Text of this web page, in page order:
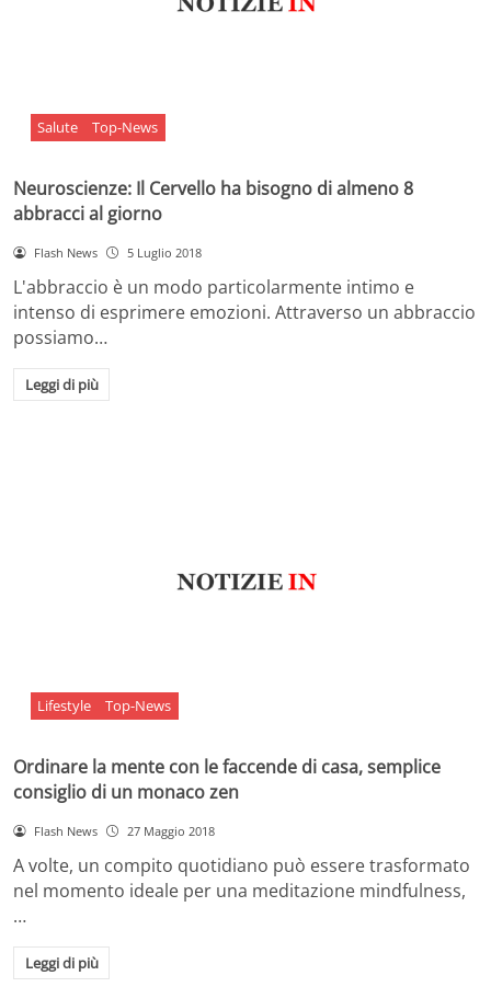
Salute Top-News
Neuroscienze: Il Cervello ha bisogno di almeno 8
abbracci al giorno
Flash News 5 Luglio 2018
L'abbraccio è un modo particolarmente intimo e
intenso di esprimere emozioni. Attraverso un abbraccio
possiamo…
Leggi di più
Lifestyle Top-News
Ordinare la mente con le faccende di casa, semplice
consiglio di un monaco zen
Flash News 27 Maggio 2018
A volte, un compito quotidiano può essere trasformato
nel momento ideale per una meditazione mindfulness,
…
Leggi di più